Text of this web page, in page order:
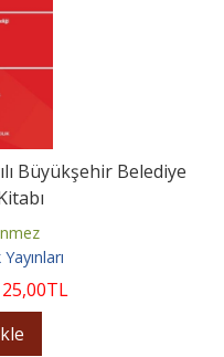
Büyükşehir Belediye
,00TL